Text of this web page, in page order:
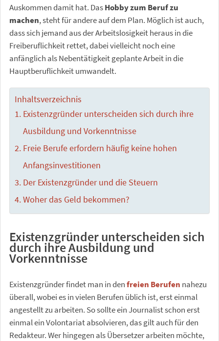
Auskommen damit hat. DasHobby zum Beruf zu
machen, steht für andere auf dem Plan. Möglich ist auch,
dass sich jemand aus der Arbeitslosigkeit heraus in die
Freiberuflichkeit rettet, dabei vielleicht noch eine
anfänglich als Nebentätigkeit geplante Arbeit in die
Hauptberuflichkeit umwandelt.
Inhaltsverzeichnis
Existenzgründer unterscheiden sich durch ihre
Ausbildung und Vorkenntnisse
Freie Berufe erfordern häufig keine hohen
Anfangsinvestitionen
Der Existenzgründer und die Steuern
Woher das Geld bekommen?
Existenzgründer unterscheiden sich
durch ihre Ausbildung und
Vorkenntnisse
Existenzgründer findet man in denfreien Berufen nahezu
überall, wobei es in vielen Berufen üblich ist, erst einmal
angestellt zu arbeiten. So sollte ein Journalist schon erst
einmal ein Volontariat absolvieren, das gilt auch für den
Redakteur. Wer hingegen als Übersetzer arbeiten möchte,